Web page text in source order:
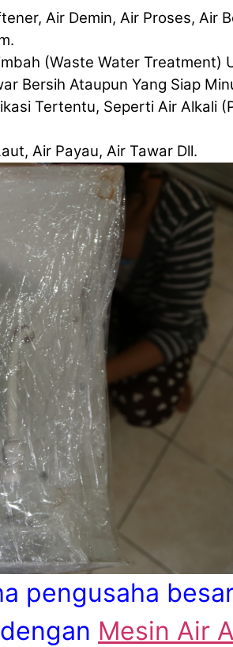
Air Demin, Air Proses, Air
(Waste Water Treatment)
Bersih Ataupun Yang Siap
Tertentu, Seperti Air Alkali
Air Payau, Air Tawar Dll.
pengusaha
Mesin Air